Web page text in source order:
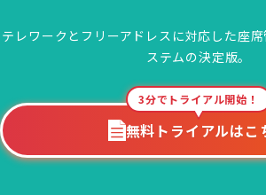
テレワークとフリーアドレスに対応した座
ステムの決定版。
無料トライアルはこ
3分でトライアル開始！